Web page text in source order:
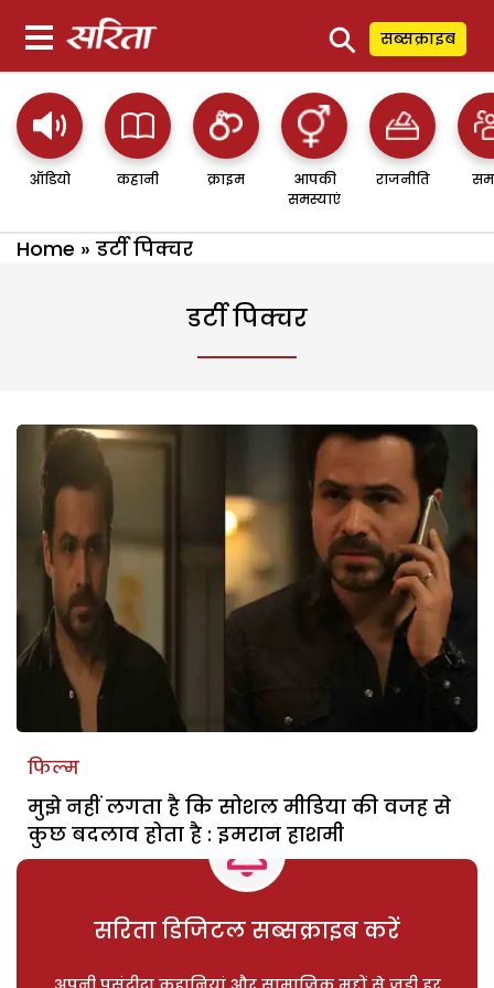
⚲ सब्सक्राइब
ऑडियो कहानी क्राइम
आपकी
समस्याएं
राजनीति
Home » डर्टी पिक्चर
डर्टी पिक्चर
फिल्म
मुझे नहीं लगता है कि सोशल मीडिया की वजह से
कुछ बदलाव होता है : इमरान हाशमी
सरिता डिजिटल सब्सक्राइब करें